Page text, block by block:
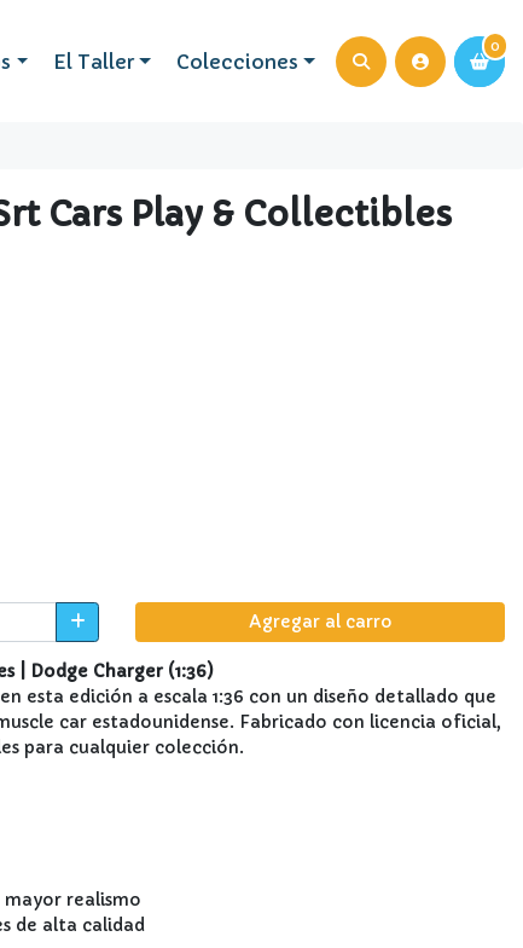
0
El Taller Colecciones
0
Cars Play & Collectibles
Agregar al carro
| Dodge Charger (1:36)
esta edición a escala 1:36 con un diseño detallado que
car estadounidense. Fabricado con licencia oficial,
para cualquier colección.
mayor realismo
de alta calidad